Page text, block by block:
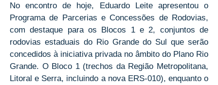
No encontro de hoje, Eduardo Leite apresentou o
Programa de Parcerias e Concessões de Rodovias,
com destaque para os Blocos 1 e 2, conjuntos de
rodovias estaduais do Rio Grande do Sul que serão
concedidos à iniciativa privada no âmbito do Plano Rio
Grande. O Bloco 1 (trechos da Região Metropolitana,
Litoral e Serra, incluindo a nova ERS-010), enquanto o